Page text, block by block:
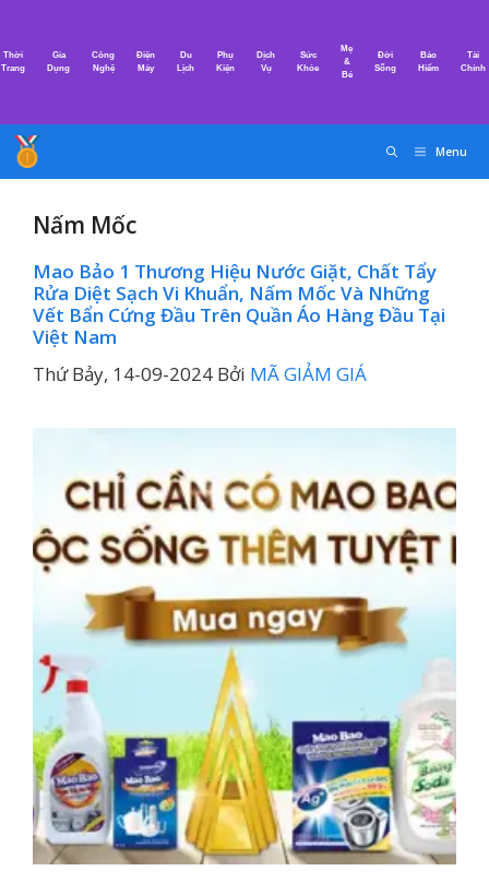
nội
Thời
Trang
Gia
Dụng
Công
Nghệ
Điện
Máy
Du
Lịch
Phụ
Kiện
Dịch
Vụ
Sức
Khỏe
Mẹ
&
Bé
Đời
Sống
Bảo
Hiểm
Tài
Chính
Menu
Nấm Mốc
Mao Bảo 1 Thương Hiệu Nước Giặt, Chất Tẩy
Rửa Diệt Sạch Vi Khuẩn, Nấm Mốc Và Những
Vết Bẩn Cứng Đầu Trên Quần Áo Hàng Đầu Tại
Việt Nam
Thứ Bảy, 14-09-2024 Bởi MÃ GIẢM GIÁ